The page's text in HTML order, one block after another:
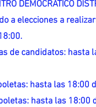
DEMOCRATICO
a elecciones a
de candidatos: hasta
hasta las 18:00
hasta las 18:00